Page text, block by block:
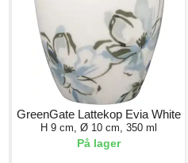
GreenGate Lattekop Evia White
H 9 cm, Ø 10 cm, 350 ml
På lager